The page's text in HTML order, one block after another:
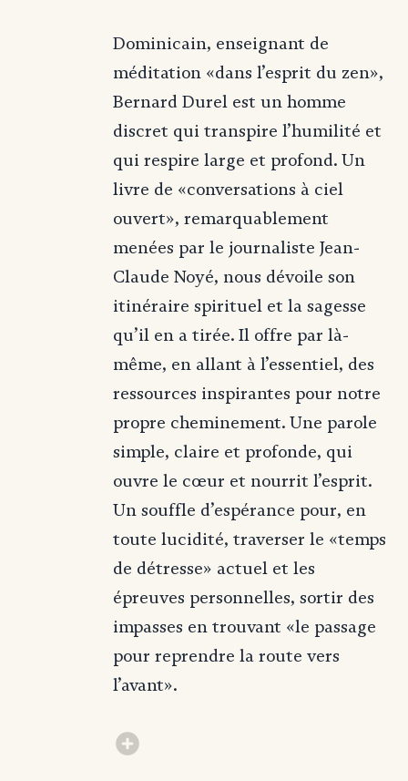
Dominicain, enseignant de
méditation «dans l’esprit du zen»,
Bernard Durel est un homme
discret qui transpire l’humilité et
qui respire large et profond. Un
livre de «conversations à ciel
ouvert», remarquablement
menées par le journaliste Jean-
Claude Noyé, nous dévoile son
itinéraire spirituel et la sagesse
qu’il en a tirée. Il offre par là-
même, en allant à l’essentiel, des
ressources inspirantes pour notre
propre cheminement. Une parole
simple, claire et profonde, qui
ouvre le cœur et nourrit l’esprit.
Un souffle d’espérance pour, en
toute lucidité, traverser le «temps
de détresse» actuel et les
épreuves personnelles, sortir des
impasses en trouvant «le passage
pour reprendre la route vers
l’avant».